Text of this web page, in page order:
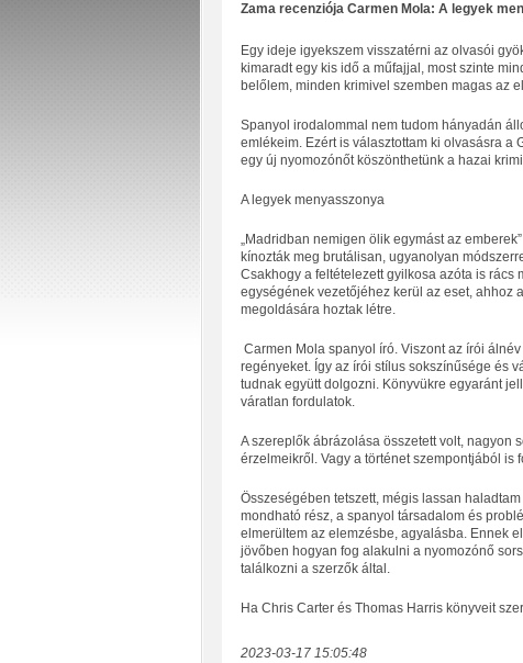
Zama recenziója Carmen Mola: A legyek
Egy ideje igyekszem visszatérni az olvasói
kimaradt egy kis idő a műfajjal, most szinte
belőlem, minden krimivel szemben magas az
Spanyol irodalommal nem tudom hányadán
emlékeim. Ezért is választottam ki olvasásra a
egy új nyomozónőt köszönthetünk a hazai
A legyek menyasszonya
„Madridban nemigen ölik egymást az
kínozták meg brutálisan, ugyanolyan
Csakhogy a feltételezett gyilkosa azóta is
egységének vezetőjéhez kerül az eset, ahhoz
megoldására hoztak létre.
Carmen Mola spanyol író. Viszont az írói
regényeket. Így az írói stílus sokszínűsége és
tudnak együtt dolgozni. Könyvükre egyaránt
váratlan fordulatok.
A szereplők ábrázolása összetett volt, nagyon
érzelmeikről. Vagy a történet szempontjából is
Összeségében tetszett, mégis lassan
mondható rész, a spanyol társadalom és
elmerültem az elemzésbe, agyalásba. Ennek
jövőben hogyan fog alakulni a nyomozónő
találkozni a szerzők által.
Ha Chris Carter és Thomas Harris könyveit
2023-03-17 15:05:48